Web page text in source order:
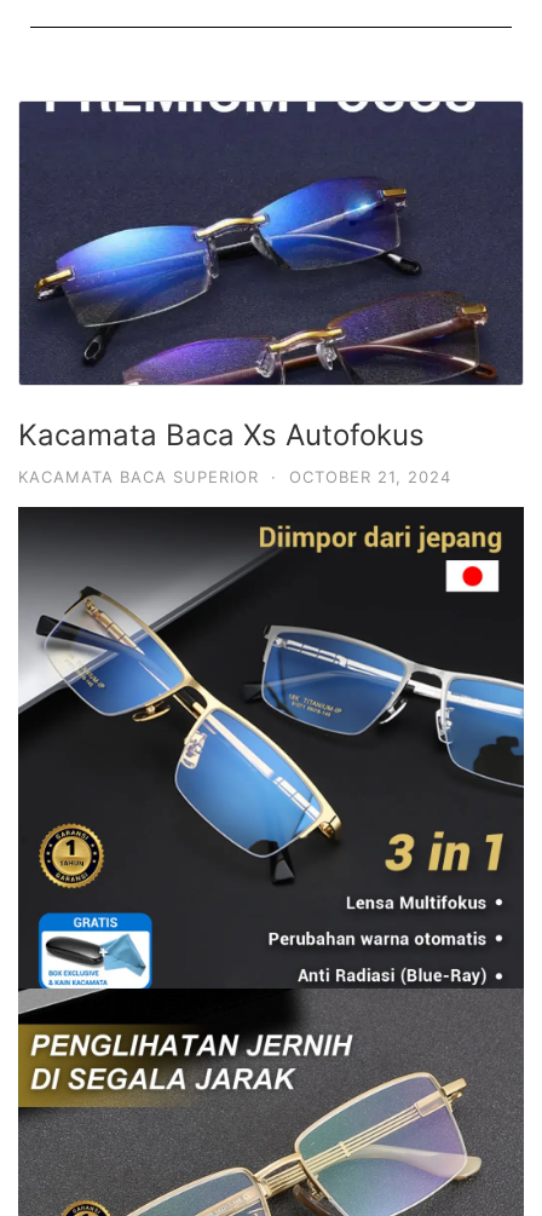
Kacamata Baca Xs Autofokus
KACAMATA BACA SUPERIOR · OCTOBER 21, 2024